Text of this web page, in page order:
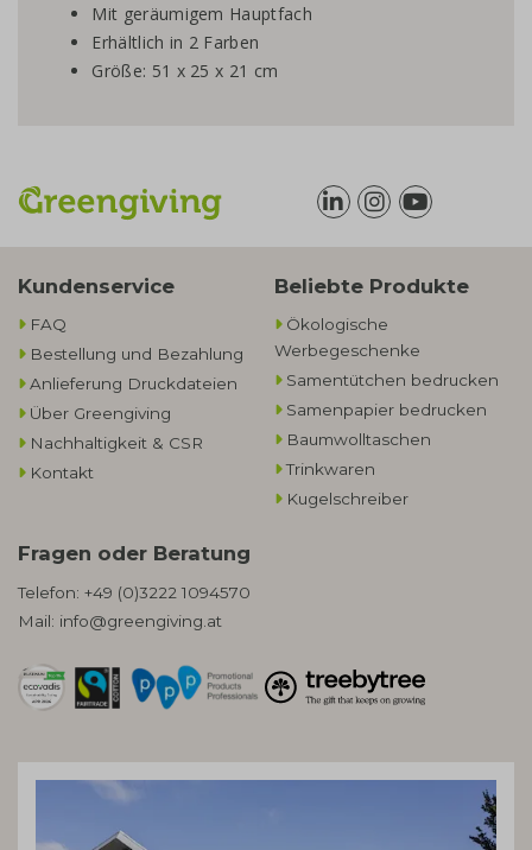
Mit geräumigem Hauptfach
Erhältlich in 2 Farben
Größe: 51 x 25 x 21 cm
Kundenservice
FAQ
Bestellung und Bezahlung
Anlieferung Druckdateien
Über Greengiving
Nachhaltigkeit & CSR
Kontakt
Beliebte Produkte
Ökologische
Werbegeschenke​
Samentütchen bedrucken
Samenpapier bedrucken
Baumwolltaschen​
Trinkwaren
Kugelschreiber
Fragen oder Beratung
Telefon: +49 (0)3222 1094570
Mail: info@greengiving.at